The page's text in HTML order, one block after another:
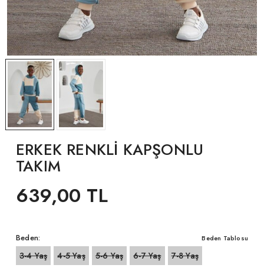
ERKEK RENKLİ KAPŞONLU
TAKIM
639,00 TL
Beden: Beden Tablosu
3-4 Yaş 4-5 Yaş 5-6 Yaş 6-7 Yaş 7-8 Yaş